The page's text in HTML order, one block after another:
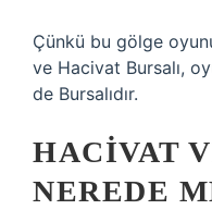
Çünkü bu gölge
ve Hacivat Bursalı,
de Bursalıdır.
HACIVAT
NEREDE